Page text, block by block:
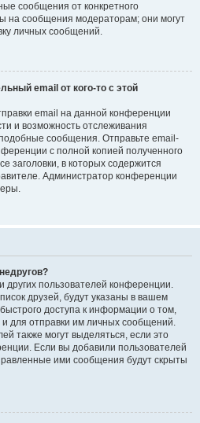
сообщения от конкретного
на сообщения модераторам; они могут
личных сообщений.
email от кого-то с этой
email на данной конференции
и возможность отслеживания
сообщения. Отправьте email-
с полной копией полученного
заголовки, в которых содержится
Администратор конференции
других пользователей конференции.
друзей, будут указаны в вашем
доступа к информации о том,
и для отправки им личных сообщений.
также могут выделяться, если это
Если вы добавили пользователей
ими сообщения будут скрыты